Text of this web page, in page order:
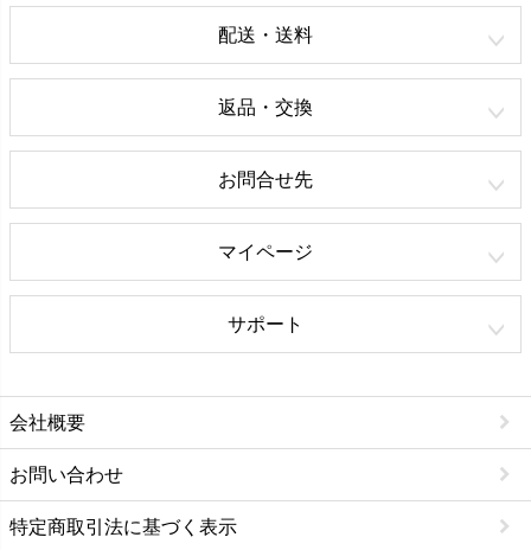
配送・送料
返品・交換
お問合せ先
マイページ
サポート
会社概要
お問い合わせ
特定商取引法に基づく表示